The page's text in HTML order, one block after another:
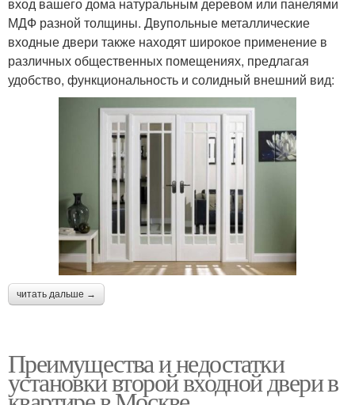
вход вашего дома натуральным деревом или панелями
МДФ разной толщины. Двупольные металлические
входные двери также находят широкое применение в
различных общественных помещениях, предлагая
удобство, функциональность и солидный внешний вид:
читать дальше →
Преимущества и недостатки
установки второй входной двери в